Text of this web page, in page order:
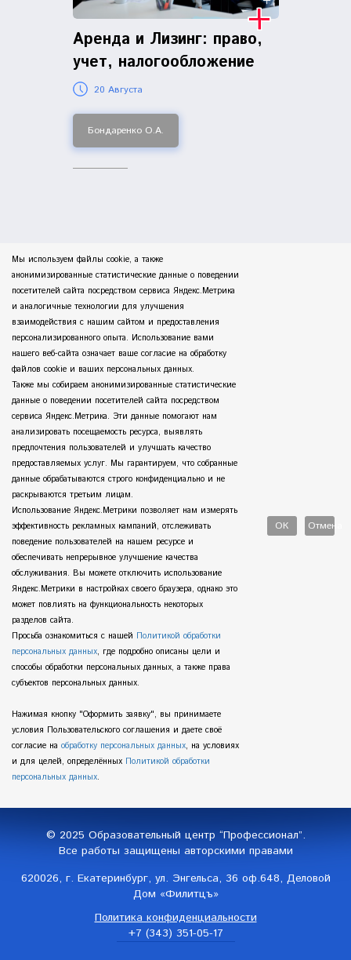
Аренда и Лизинг: право,
учет, налогообложение
20 Августа
Бондаренко О.А.
Мы используем файлы cookie, а также
анонимизированные статистические данные о поведении
посетителей сайта посредством сервиса Яндекс.Метрика
и аналогичные технологии для улучшения
взаимодействия с нашим сайтом и предоставления
персонализированного опыта. Использование вами
нашего веб-сайта означает ваше согласие на обработку
файлов cookie и ваших персональных данных.
Также мы собираем анонимизированные статистические
данные о поведении посетителей сайта посредством
сервиса Яндекс.Метрика. Эти данные помогают нам
анализировать посещаемость ресурса, выявлять
предпочтения пользователей и улучшать качество
предоставляемых услуг. Мы гарантируем, что собранные
данные обрабатываются строго конфиденциально и не
раскрываются третьим лицам.
Использование Яндекс.Метрики позволяет нам измерять
эффективность рекламных кампаний, отслеживать
поведение пользователей на нашем ресурсе и
обеспечивать непрерывное улучшение качества
обслуживания. Вы можете отключить использование
Яндекс.Метрики в настройках своего браузера, однако это
может повлиять на функциональность некоторых
разделов сайта.
Просьба ознакомиться с нашей Политикой обработки
персональных данных, где подробно описаны цели и
способы обработки персональных данных, а также права
субъектов персональных данных.
Нажимая кнопку "Оформить заявку", вы принимаете
условия Пользовательского соглашения и даете своё
согласие на обработку персональных данных, на условиях
и для целей, определённых Политикой обработки
персональных данных.
ОК Отмена
© 2025 Образовательный центр “Профессионал”.
Все работы защищены авторскими правами
620026, г. Екатеринбург, ул. Энгельса, 36 оф.648, Деловой
Дом «Филитцъ»
Политика конфиденциальности
+7 (343) 351-05-17